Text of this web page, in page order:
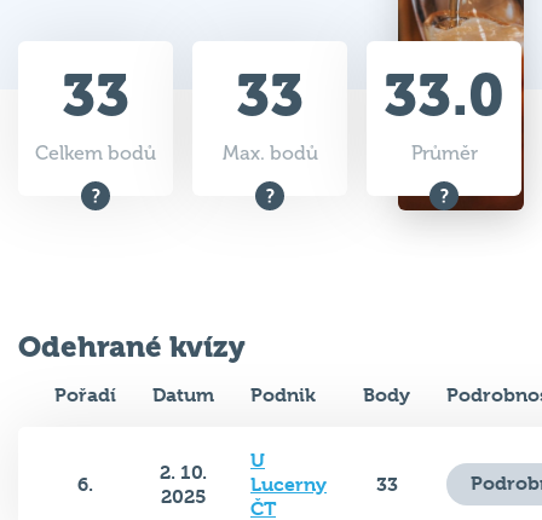
33
Celkem bodů
33
Max. bodů
33.0
Průměr
Odehrané kvízy
Pořadí Datum Podnik Body
6.
2. 10.
2025
U
Lucerny
ČT
33